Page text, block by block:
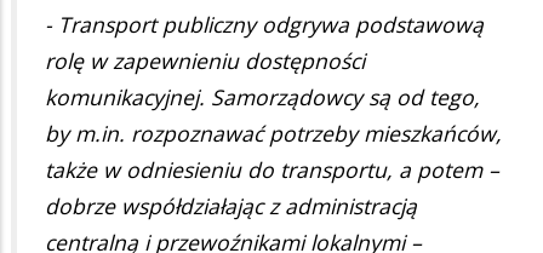
- Transport publiczny odgrywa podstawową
rolę w zapewnieniu dostępności
komunikacyjnej. Samorządowcy są od tego,
by m.in. rozpoznawać potrzeby mieszkańców,
także w odniesieniu do transportu, a potem –
dobrze współdziałając z administracją
centralną i przewoźnikami lokalnymi –